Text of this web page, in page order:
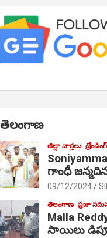
తెలంగాణ
జిల్లా వార్తలు
గాంధీ
09/12/2024
తెలంగాణ ప్రజా
Malla
సాయిలు